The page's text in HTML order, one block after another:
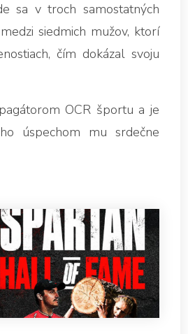
sa v troch samostatných
siedmich mužov, ktorí
čím dokázal svoju
OCR športu a je
úspechom mu srdečne